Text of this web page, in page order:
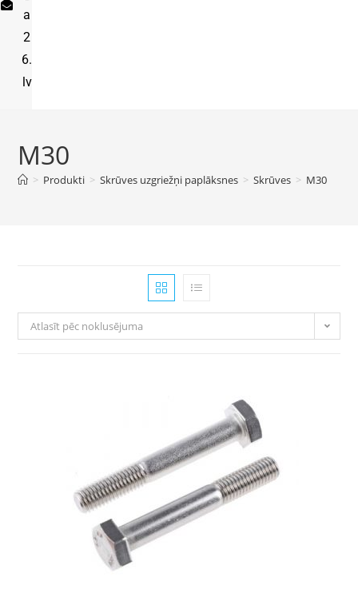
a
2
6.
lv
M30
> Produkti > Skrūves uzgriežņi paplāksnes > Skrūves > M30
Atlasīt pēc noklusējuma